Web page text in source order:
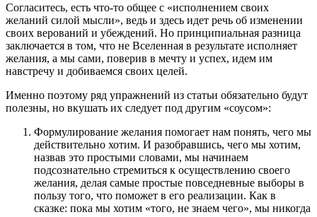
Согласитесь, есть что-то общее с «исполнением своих
желаний силой мысли», ведь и здесь идет речь об изменении
своих верований и убеждений. Но принципиальная разница
заключается в том, что не Вселенная в результате исполняет
желания, а мы сами, поверив в мечту и успех, идем им
навстречу и добиваемся своих целей.
Именно поэтому ряд упражнений из статьи обязательно будут
полезны, но вкушать их следует под другим «соусом»:
Формулирование желания помогает нам понять, чего мы
действительно хотим. И разобравшись, чего мы хотим,
назвав это простыми словами, мы начинаем
подсознательно стремиться к осуществлению своего
желания, делая самые простые повседневные выборы в
пользу того, что поможет в его реализации. Как в
сказке: пока мы хотим «того, не знаем чего», мы никогда